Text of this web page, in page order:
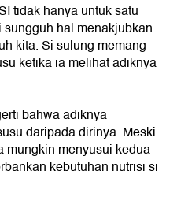
tidak hanya untuk satu
hal menakjubkan
kita. Si sulung memang
ketika ia melihat adiknya
bahwa adiknya
daripada dirinya. Meski
mungkin menyusui kedua
kebutuhan nutrisi si